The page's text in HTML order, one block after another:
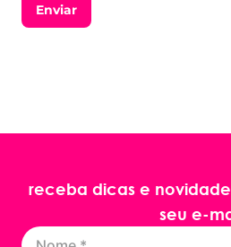
Enviar
receba dicas e
seu e-